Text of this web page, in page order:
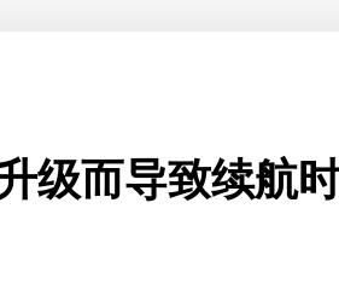
级而导致续航